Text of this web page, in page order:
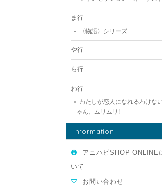
ま行
〈物語〉シリーズ
や行
ら行
わ行
わたしが恋人になれるわけな
ゃん、ムリムリ!
Information
アニハピSHOP ONLINE
いて
お問い合わせ